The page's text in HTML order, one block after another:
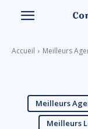
Accueil Meilleurs
Meilleurs
Meilleurs